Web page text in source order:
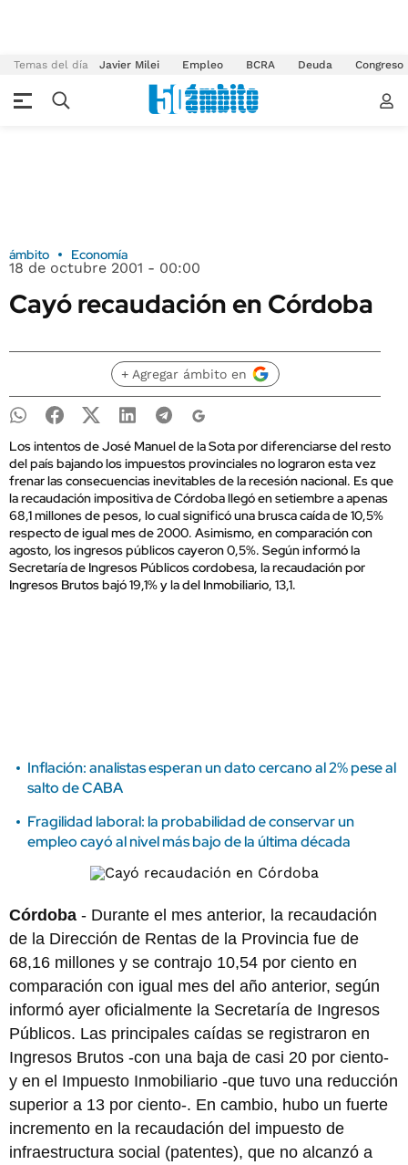
Temas del día Javier Milei Empleo BCRA Deuda Congreso
ámbito Economía
18 de octubre 2001 - 00:00
Cayó recaudación en Córdoba
+ Agregar ámbito en
Los intentos de José Manuel de la Sota por diferenciarse del resto
del país bajando los impuestos provinciales no lograron esta vez
frenar las consecuencias inevitables de la recesión nacional. Es que
la recaudación impositiva de Córdoba llegó en setiembre a apenas
68,1 millones de pesos, lo cual significó una brusca caída de 10,5%
respecto de igual mes de 2000. Asimismo, en comparación con
agosto, los ingresos públicos cayeron 0,5%. Según informó la
Secretaría de Ingresos Públicos cordobesa, la recaudación por
Ingresos Brutos bajó 19,1% y la del Inmobiliario, 13,1.
Inflación: analistas esperan un dato cercano al 2% pese al
salto de CABA
Fragilidad laboral: la probabilidad de conservar un
empleo cayó al nivel más bajo de la última década
Córdoba - Durante el mes anterior, la recaudación
de la Dirección de Rentas de la Provincia fue de
68,16 millones y se contrajo 10,54 por ciento en
comparación con igual mes del año anterior, según
informó ayer oficialmente la Secretaría de Ingresos
Públicos. Las principales caídas se registraron en
Ingresos Brutos -con una baja de casi 20 por ciento-
y en el Impuesto Inmobiliario -que tuvo una reducción
superior a 13 por ciento-. En cambio, hubo un fuerte
incremento en la recaudación del impuesto de
infraestructura social (patentes), que no alcanzó a